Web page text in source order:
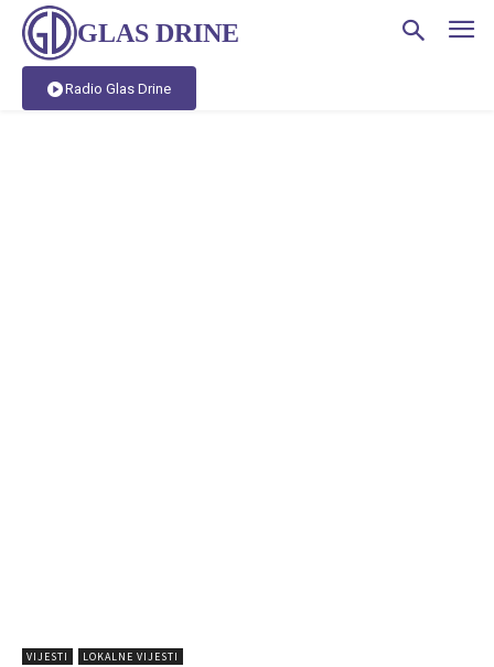
GLAS DRINE
Radio Glas Drine
VIJESTI LOKALNE VIJESTI